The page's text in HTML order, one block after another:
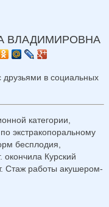
ВЛАДИМИРОВНА
друзьями в социальных
категории,
экстракопоральному
бесплодия,
окончила Курский
Стаж работы акушером-